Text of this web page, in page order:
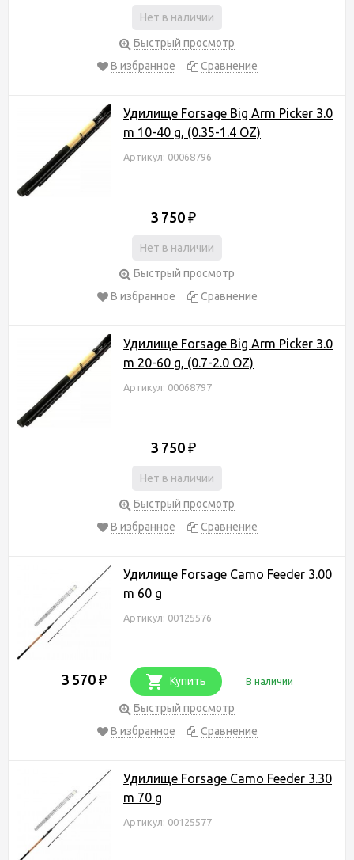
Нет в наличии
Быстрый просмотр
В избранное
Сравнение
Удилище Forsage Big Arm Picker 3.0
m 10-40 g, (0.35-1.4 OZ)
Артикул: 00068796
3 750 ₽
Нет в наличии
Быстрый просмотр
В избранное
Сравнение
Удилище Forsage Big Arm Picker 3.0
m 20-60 g, (0.7-2.0 OZ)
Артикул: 00068797
3 750 ₽
Нет в наличии
Быстрый просмотр
В избранное
Сравнение
Удилище Forsage Camo Feeder 3.00
m 60 g
Артикул: 00125576
3 570 ₽ Купить В наличии
Быстрый просмотр
В избранное
Сравнение
Удилище Forsage Camo Feeder 3.30
m 70 g
Артикул: 00125577